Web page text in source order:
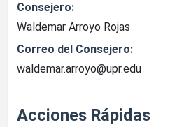
Consejero:
Waldemar Arroyo Rojas
Correo del Consejero:
waldemar.arroyo@upr.edu
Acciones Rápidas